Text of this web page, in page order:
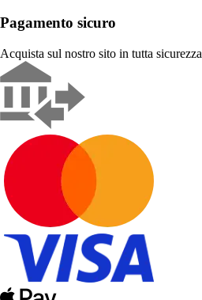
Pagamento sicuro
Acquista sul nostro sito in tutta sicurezza